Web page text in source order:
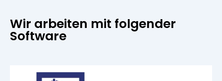
Wir arbeiten mit folgender
Software